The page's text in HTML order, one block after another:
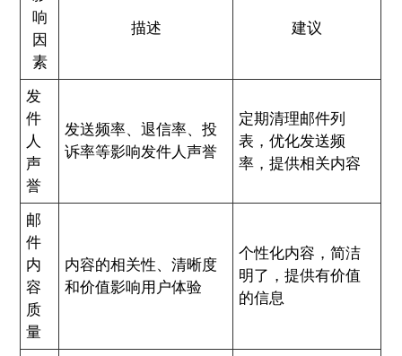
响
因
素
描述 建议
发
件
人
声
誉
发送频率、退信率、投
诉率等影响发件人声誉
定期清理邮件列
表，优化发送频
率，提供相关内容
邮
件
内
容
质
量
内容的相关性、清晰度
和价值影响用户体验
个性化内容，简洁
明了，提供有价值
的信息